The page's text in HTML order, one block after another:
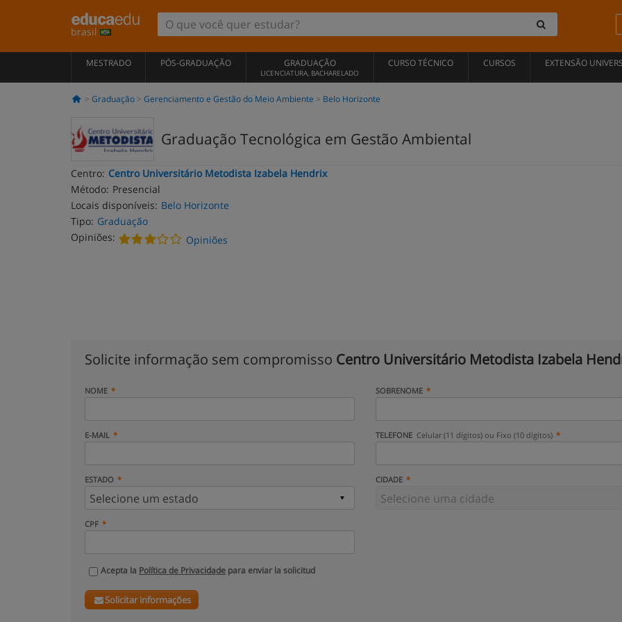
brasil
MESTRADO PÓS-GRADUAÇÃO GRADUAÇÃO
LICENCIATURA, BACHARELADO
CURSO TÉCNICO CURSOS EXTENSÃO
Graduação Gerenciamento e Gestão do Meio Ambiente Belo Horizonte
Graduação Tecnológica em Gestão Ambiental
Centro: Centro Universitário Metodista Izabela Hendrix
Método: Presencial
Locais disponíveis: Belo Horizonte
Tipo: Graduação
Opiniões:
Opiniões
Solicite informação sem compromisso Centro Universitário Metodista Izabela
NOME SOBRENOME
E-MAIL TELEFONE Celular (11 dígitos) ou Fixo (10 dígitos)
ESTADO CIDADE
CPF
Acepta la Política de Privacidade para enviar la solicitud
Solicitar informações